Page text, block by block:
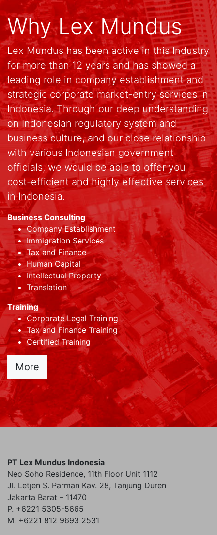
Why Lex Mundus
Lex Mundus has been active in this Industry
for more than 12 years and has showed a
leading role in company establishment and
strategic corporate market-entry services in
Indonesia. Through our deep understanding
on Indonesian regulatory system and
business culture, and our close relationship
with various Indonesian government
officials, we would be able to offer you
cost-efficient and highly effective services
in Indonesia.
Business Consulting
Company Establishment
Immigration Services
Tax and Finance
Human Capital
Intellectual Property
Translation
Training
Corporate Legal Training
Tax and Finance Training
Certified Training
More
PT Lex Mundus Indonesia
Neo Soho Residence, 11th Floor Unit 1112
Jl. Letjen S. Parman Kav. 28, Tanjung Duren
Jakarta Barat – 11470
P. +6221 5305-5665
M. +6221 812 9693 2531